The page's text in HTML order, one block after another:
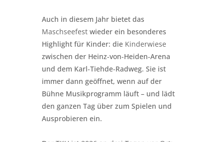
Auch in diesem Jahr bietet das
Maschseefest wieder ein besonderes
Highlight für Kinder: die Kinderwiese
zwischen der Heinz‑von‑Heiden‑Arena
und dem Karl‑Tiehde‑Radweg. Sie ist
immer dann geöffnet, wenn auf der
Bühne Musikprogramm läuft – und lädt
den ganzen Tag über zum Spielen und
Ausprobieren ein.